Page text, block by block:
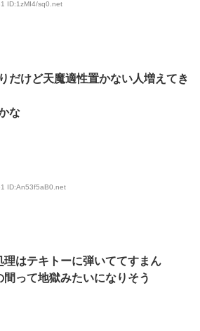
ID:1zMI4/sq0.net
だけど天魔適性置かない人増えてき
な
ID:An53f5aB0.net
はテキトーに弾いててすまん
って地獄みたいになりそう